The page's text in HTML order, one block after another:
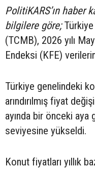
PolitiKARS’ın haber
bilgilere göre;Türkiye
(TCMB), 2026 yılı
Endeksi (KFE)
Türkiye genelindeki
arındırılmış fiyat
ayında bir önceki
seviyesine yükseldi.
Konut fiyatları yıllık